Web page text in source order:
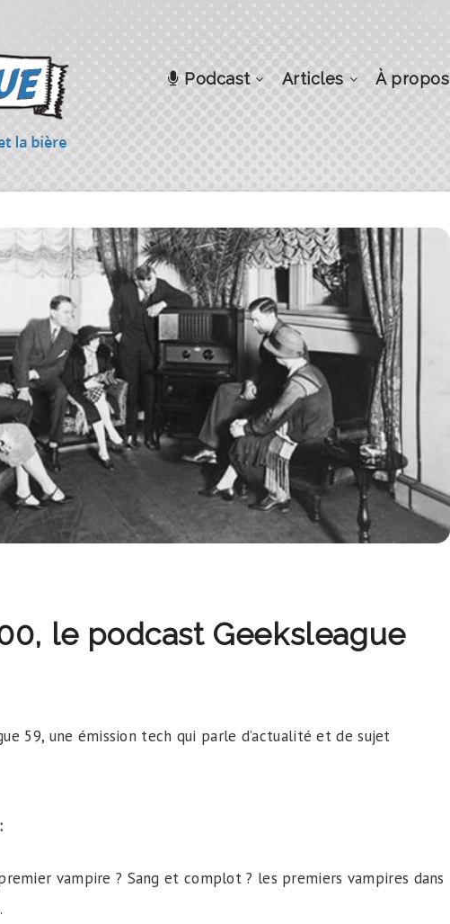
Podcast Articles À propos
le podcast Geeksleague
59, une émission tech qui parle d’actualité et de sujet
vampire ? Sang et complot ? les premiers vampires dans